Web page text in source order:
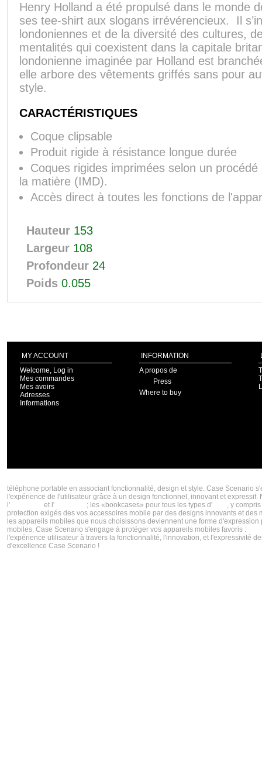
Henry Holland a été propulsé dans le monde
ses tee-shirt aux slogans irrévérencieux. Il
londoniennes et de la diversité des cultures,
mentalités qui coexistent dans la capitale
londonienne imaginée par Holland est
elle arbore des vêtements griffés sans pour
style.
CARACTÉRISTIQUES
Coque clipsable
Produit rigide à résistance longue durée
Coques rigides imprimées selon un
la matière (IMD).
Accès direct à toutes les fonctions de
Hauteur 153
Largeur 108
Profondeur 24
Poids 0.055
MY ACCOUNT
Welcome, Log in
Mes commandes
Mes avoirs
Adresses
Informations
INFORMATION
A propos de
Press
Where to buy
téléphone portable en associant fonctionnalité, design et style. Case Scenario
l'expérience de l'utilisateur grâce à un design fonctionnel, innovant et
l'
et l' ; les «bookcases» pour tous les types d'
, y
protection exigés des vos accessoires mobile par des designs innovants et
les appareils mobiles que nous choisissons deviennent une forme
mobiles. Case Scenario s'engage à protéger vos appareils mobiles favoris :
l'expérience utilisateur à travers la fonctionnalité, l'innovation, et l'expressivité
d'excellence Case Scenario !